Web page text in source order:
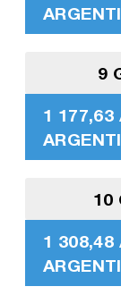
9
1 177,63
10
1 308,48